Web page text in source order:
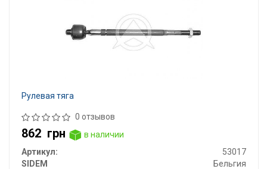
Рулевая тяга
0 отзывов
862 грн
в наличии
Артикул:
53017
SIDEM
Бельгия